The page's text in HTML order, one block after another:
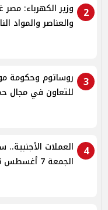
2
وزير الكهرباء: مصر
والعناصر والمواد
3
روساتوم وحكومة
للتعاون في مجال
4
العملات الأجنبية..
الجمعة 7 أغسطس 2026